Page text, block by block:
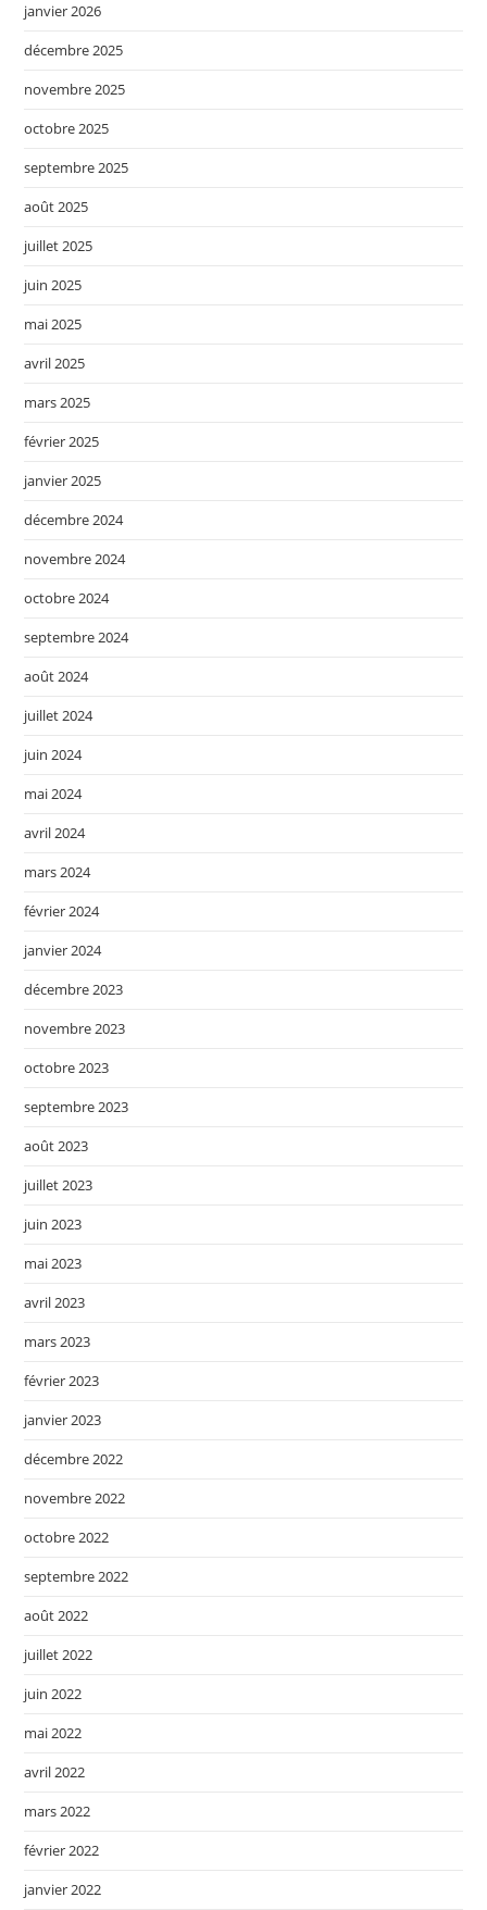
janvier 2026
décembre 2025
novembre 2025
octobre 2025
septembre 2025
août 2025
juillet 2025
juin 2025
mai 2025
avril 2025
mars 2025
février 2025
janvier 2025
décembre 2024
novembre 2024
octobre 2024
septembre 2024
août 2024
juillet 2024
juin 2024
mai 2024
avril 2024
mars 2024
février 2024
janvier 2024
décembre 2023
novembre 2023
octobre 2023
septembre 2023
août 2023
juillet 2023
juin 2023
mai 2023
avril 2023
mars 2023
février 2023
janvier 2023
décembre 2022
novembre 2022
octobre 2022
septembre 2022
août 2022
juillet 2022
juin 2022
mai 2022
avril 2022
mars 2022
février 2022
janvier 2022